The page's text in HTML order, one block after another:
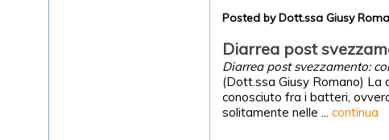
Posted by Dott.ssa Giusy
Diarrea post
Diarrea post svezzamento:
(Dott.ssa Giusy Romano)
conosciuto fra i batteri,
solitamente nelle ... continua